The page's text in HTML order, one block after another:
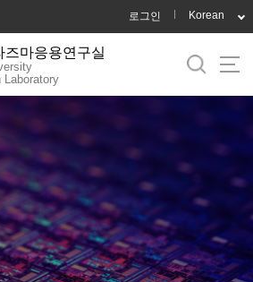
로그인 Korean
즈마응용연구실
Laboratory